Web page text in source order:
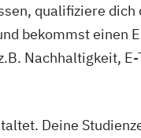
qualifiziere dich
bekommst einen
Nachhaltigkeit,
Deine